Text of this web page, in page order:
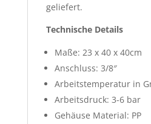
geliefert.
Technische Details
Maße​​​​​​: 23 x 40 x 40cm
Anschluss​​​​​: 3/8″
Arbeitstemperatur in
Arbeitsdruck​​​​​: 3-6 bar
Gehäuse Material: ​​​​PP